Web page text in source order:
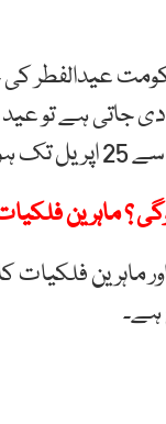
عیدالفطر
ہے تو
؟ ماہرین
ماہرین